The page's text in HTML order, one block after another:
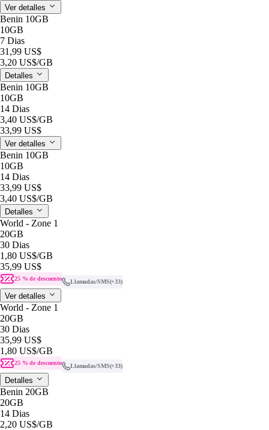
Ver detalles
Benin 10GB
10GB
7 Dias
31,99 US$
3,20 US$/GB
Detalles
Benin 10GB
10GB
14 Dias
3,40 US$/GB
33,99 US$
Ver detalles
Benin 10GB
10GB
14 Dias
33,99 US$
3,40 US$/GB
Detalles
World - Zone 1
20GB
30 Dias
1,80 US$/GB
35,99 US$
25 % de descuento Llamadas/SMS(+33)
Ver detalles
World - Zone 1
20GB
30 Dias
35,99 US$
1,80 US$/GB
25 % de descuento Llamadas/SMS(+33)
Detalles
Benin 20GB
20GB
14 Dias
2,20 US$/GB